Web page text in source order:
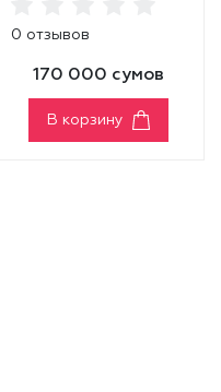
0 отзывов
170 000 сумов
В корзину